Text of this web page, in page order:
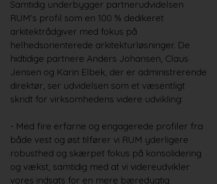
Samtidig underbygger partnerudvidelsen
RUM’s profil som en 100 % dedikeret
arkitektrådgiver med fokus på
helhedsorienterede arkitekturløsninger. De
hidtidige partnere Anders Johansen, Claus
Jensen og Karin Elbek, der er administrerende
direktør, ser udvidelsen som et væsentligt
skridt for virksomhedens videre udvikling:
- Med fire erfarne og engagerede profiler fra
både vest og øst tilfører vi RUM yderligere
robusthed og skærpet fokus på konsolidering
og vækst, samtidig med at vi videreudvikler
vores indsats for en mere bæredygtig